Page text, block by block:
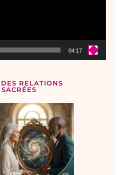
04:17
RELATIONS